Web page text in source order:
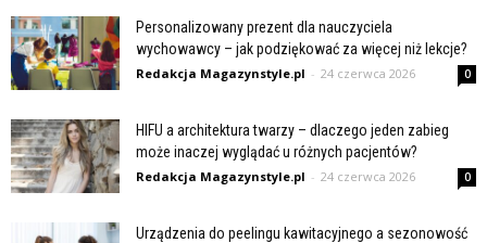
Personalizowany prezent dla nauczyciela
wychowawcy – jak podziękować za więcej niż lekcje?
Redakcja Magazynstyle.pl - 24 czerwca 2026 0
HIFU a architektura twarzy – dlaczego jeden zabieg
może inaczej wyglądać u różnych pacjentów?
Redakcja Magazynstyle.pl - 24 czerwca 2026 0
Urządzenia do peelingu kawitacyjnego a sezonowość